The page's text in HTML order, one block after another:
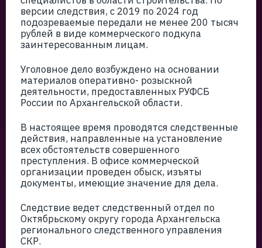
версии следствия, с 2019 по 2024 год
подозреваемые передали не менее 200 тысяч
рублей в виде коммерческого подкупа
заинтересованным лицам.
Уголовное дело возбуждено на основании
материалов оперативно- розыскной
деятельности, предоставленных РУФСБ
России по Архангельской области.
В настоящее время проводятся следственные
действия, направленные на установление
всех обстоятельств совершенного
преступления. В офисе коммерческой
организации проведен обыск, изъяты
документы, имеющие значение для дела.
Следствие ведет следственный отдел по
Октябрьскому округу города Архангельска
регионального следственного управления
СКР.